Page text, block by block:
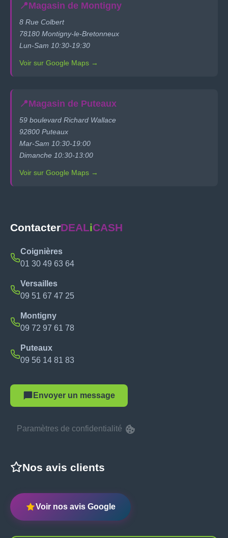
📍Magasin de Montigny
8 Rue Colbert
78180 Montigny-le-Bretonneux
Lun-Sam 10:30-19:30
Voir sur Google Maps →
📍Magasin de Puteaux
59 boulevard Richard Wallace
92800 Puteaux
Mar-Sam 10:30-19:00
Dimanche 10:30-13:00
Voir sur Google Maps →
ContacterDEALiCASH
Coignières
01 30 49 63 64
Versailles
09 51 67 47 25
Montigny
09 72 97 61 78
Puteaux
09 56 14 81 83
Envoyer un message
Paramètres de confidentialité
Nos avis clients
Voir nos avis Google